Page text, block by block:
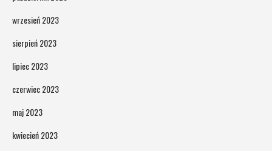
wrzesień 2023
sierpień 2023
lipiec 2023
czerwiec 2023
maj 2023
kwiecień 2023